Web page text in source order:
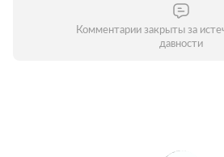
Комментарии закрыты за
давности